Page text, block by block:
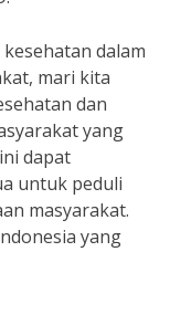
dalam
mari kita
dan
yang
dapat
untuk peduli
masyarakat.
yang